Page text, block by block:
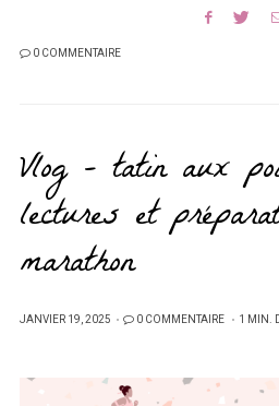
0 COMMENTAIRE
Vlog – tatin aux
lectures et
marathon
PUBLIÉ
JANVIER 19, 2025 0 COMMENTAIRE 1 MIN.